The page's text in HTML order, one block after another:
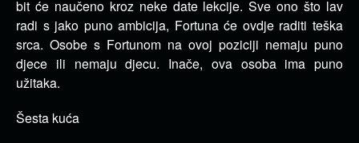
bit će naučeno kroz neke date lekcije.Sve ono što lav
radi s jako puno ambicija, Fortuna će ovdje raditi teška
srca. Osobe s Fortunom na ovoj poziciji nemaju puno
djece ili nemaju djecu. Inače, ova osoba ima puno
užitaka.
Šesta kuća